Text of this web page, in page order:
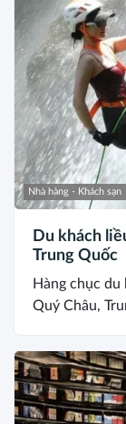
Nhà hàng - Khách sạn
Du khách
Trung Quốc
Hàng chục
Quý Châu,